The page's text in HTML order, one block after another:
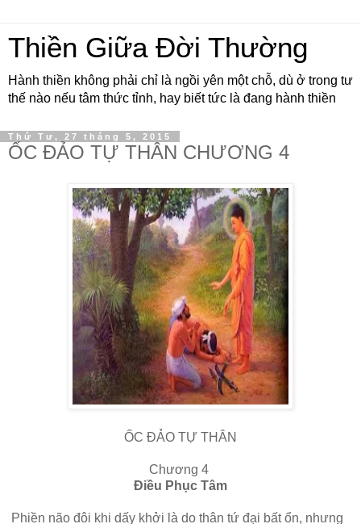
Thiền Giữa Đời Thường
Hành thiền không phải chỉ là ngồi yên một chỗ, dù ở trong tư
thế nào nếu tâm thức tỉnh, hay biết tức là đang hành thiền
Thứ Tư, 27 tháng 5, 2015
ỐC ĐẢO TỰ THÂN CHƯƠNG 4
ỐC ĐẢO TỰ THÂN
Chương 4
Điều Phục Tâm
Phiền não đôi khi dấy khởi là do thân tứ đại bất ổn, nhưng